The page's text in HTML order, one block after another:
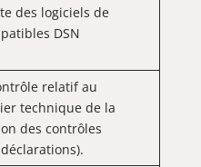
des logiciels de
DSN
relatif au
technique de la
des contrôles